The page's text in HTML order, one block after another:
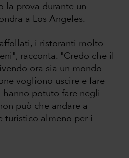
la prova durante un
a Los Angeles.
i ristoranti molto
racconta. "Credo che il
ora sia un mondo
vogliono uscire e fare
hanno potuto fare negli
può che andare a
turistico almeno per i